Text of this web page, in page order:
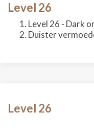
Level 26
Level 26 - Dark
Duister
Level 26